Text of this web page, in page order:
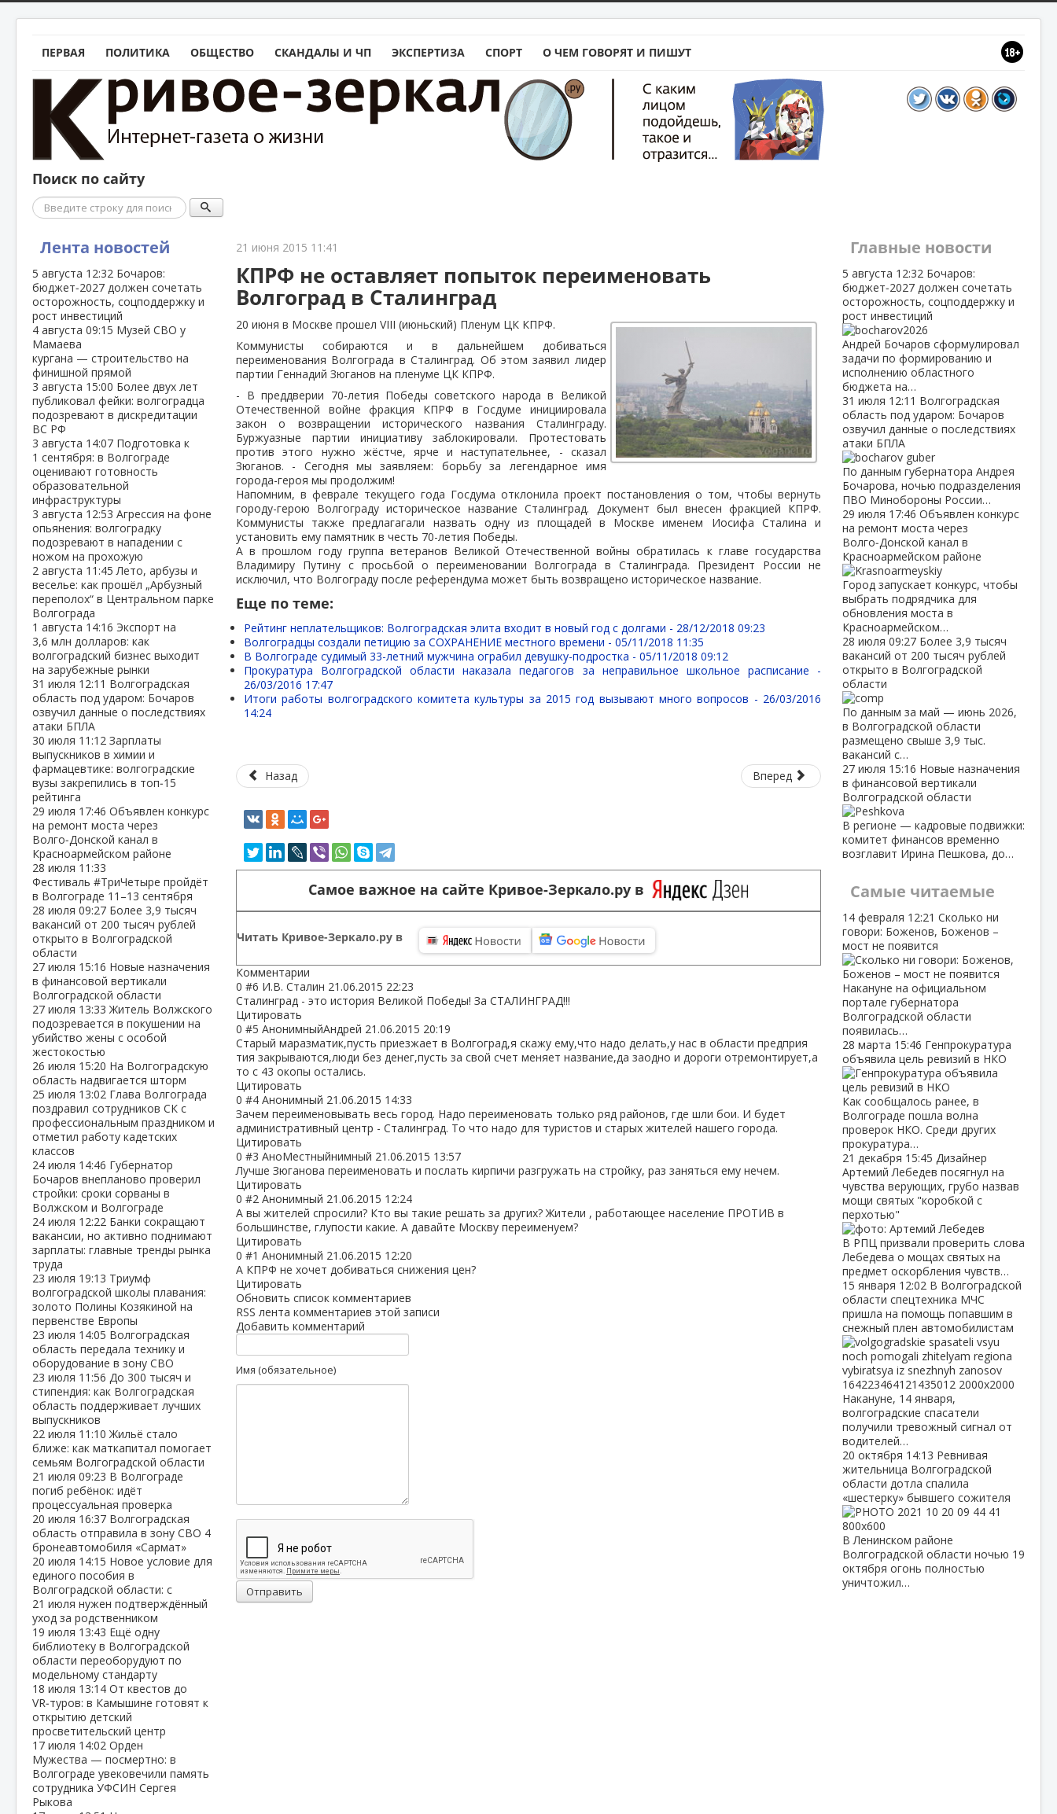
ПЕРВАЯ ПОЛИТИКА ОБЩЕСТВО СКАНДАЛЫ И ЧП ЭКСПЕРТИЗА СПОРТ О ЧЕМ ГОВОРЯТ И ПИШУТ
Поиск по сайту
Поиск
Лента новостей
5 августа 12:32 Бочаров:
бюджет‑2027 должен сочетать
осторожность, соцподдержку и
рост инвестиций
4 августа 09:15 Музей СВО у
Мамаева
кургана — строительство на
финишной прямой
3 августа 15:00 Более двух лет
публиковал фейки: волгоградца
подозревают в дискредитации
ВС РФ
3 августа 14:07 Подготовка к
1 сентября: в Волгограде
оценивают готовность
образовательной
инфраструктуры
3 августа 12:53 Агрессия на фоне
опьянения: волгоградку
подозревают в нападении с
ножом на прохожую
2 августа 11:45Лето, арбузы и
веселье: как прошёл „Арбузный
переполох“ в Центральном парке
Волгограда
1 августа 14:16 Экспорт на
3,6 млн долларов: как
волгоградский бизнес выходит
на зарубежные рынки
31 июля 12:11 Волгоградская
область под ударом: Бочаров
озвучил данные о последствиях
атаки БПЛА
30 июля 11:12 Зарплаты
выпускников в химии и
фармацевтике: волгоградские
вузы закрепились в топ‑15
рейтинга
29 июля 17:46 Объявлен конкурс
на ремонт моста через
Волго‑Донской канал в
Красноармейском районе
28 июля 11:33
Фестиваль #ТриЧетыре пройдёт
в Волгограде 11–13 сентября
28 июля 09:27 Более 3,9 тысяч
вакансий от 200 тысяч рублей
открыто в Волгоградской
области
27 июля 15:16 Новые назначения
в финансовой вертикали
Волгоградской области
27 июля 13:33Житель Волжского
подозревается в покушении на
убийство жены с особой
жестокостью
26 июля 15:20 На Волгоградскую
область надвигается шторм
25 июля 13:02 Глава Волгограда
поздравил сотрудников СК с
профессиональным праздником и
отметил работу кадетских
классов
24 июля 14:46 Губернатор
Бочаров внепланово проверил
стройки: сроки сорваны в
Волжском и Волгограде
24 июля 12:22 Банки сокращают
вакансии, но активно поднимают
зарплаты: главные тренды рынка
труда
23 июля 19:13 Триумф
волгоградской школы плавания:
золото Полины Козякиной на
первенстве Европы
23 июля 14:05 Волгоградская
область передала технику и
оборудование в зону СВО
23 июля 11:56 До 300 тысяч и
стипендия: как Волгоградская
область поддерживает лучших
выпускников
22 июля 11:10Жильё стало
ближе: как маткапитал помогает
семьям Волгоградской области
21 июля 09:23 В Волгограде
погиб ребёнок: идёт
процессуальная проверка
20 июля 16:37 Волгоградская
область отправила в зону СВО 4
бронеавтомобиля «Сармат»
20 июля 14:15 Новое условие для
единого пособия в
Волгоградской области: с
21 июля нужен подтверждённый
уход за родственником
19 июля 13:43 Ещё одну
библиотеку в Волгоградской
области переоборудуют по
модельному стандарту
18 июля 13:14 От квестов до
VR‑туров: в Камышине готовят к
открытию детский
просветительский центр
17 июля 14:02 Орден
Мужества — посмертно: в
Волгограде увековечили память
сотрудника УФСИН Сергея
Рыкова
21 июня 2015 11:41
КПРФ не оставляет попыток переименовать
Волгоград в Сталинград
20 июня в Москве прошел VIII (июньский) Пленум ЦК КПРФ.
Коммунисты собираются и в дальнейшем добиваться
переименования Волгограда в Сталинград. Об этом заявил лидер
партии Геннадий Зюганов на пленуме ЦК КПРФ.
- В преддверии 70-летия Победы советского народа в Великой
Отечественной войне фракция КПРФ в Госдуме инициировала
закон о возвращении исторического названия Сталинграду.
Буржуазные партии инициативу заблокировали. Протестовать
против этого нужно жёстче, ярче и наступательнее, - сказал
Зюганов. - Сегодня мы заявляем: борьбу за легендарное имя
города-героя мы продолжим!
Напомним, в феврале текущего года Госдума отклонила проект постановления о том, чтобы вернуть
городу-герою Волгограду историческое название Сталинград. Документ был внесен фракцией КПРФ.
Коммунисты также предлагагали назвать одну из площадей в Москве именем Иосифа Сталина и
установить ему памятник в честь 70-летия Победы.
А в прошлом году группа ветеранов Великой Отечественной войны обратилась к главе государства
Владимиру Путину с просьбой о переименовании Волгограда в Сталинграда. Президент России не
исключил, что Волгограду после референдума может быть возвращено историческое название.
Еще по теме:
Рейтинг неплательщиков: Волгоградская элита входит в новый год с долгами - 28/12/2018 09:23
Волгоградцы создали петицию за СОХРАНЕНИЕ местного времени -05/11/2018 11:35
В Волгограде судимый 33-летний мужчина ограбил девушку-подростка -05/11/2018 09:12
Прокуратура Волгоградской области наказала педагогов за неправильное школьное расписание -
26/03/2016 17:47
Итоги работы волгоградского комитета культуры за 2015 год вызывают много вопросов - 26/03/2016
14:24
Назад Вперед
Самое важное на сайте Кривое-Зеркало.ру в
Читать Кривое-Зеркало.ру в
Комментарии
0 #6 И.В. Сталин 21.06.2015 22:23
Сталинград - это история Великой Победы! За СТАЛИНГРАД!!!
Цитировать
0 #5 АнонимныйАндрей 21.06.2015 20:19
Старый маразматик,пусть приезжает в Волгоград,я скажу ему,что надо делать,у нас в области предприя
тия закрываются,люди без денег,пусть за свой счет меняет название,да заодно и дороги отремонтирует,а
то с 43 окопы остались.
Цитировать
0 #4 Анонимный 21.06.2015 14:33
Зачем переименовывать весь город. Надо переименовать только ряд районов, где шли бои. И будет
административный центр - Сталинград. То что надо для туристов и старых жителей нашего города.
Цитировать
0 #3 АноМестныйнимный 21.06.2015 13:57
Лучше Зюганова переименовать и послать кирпичи разгружать на стройку, раз заняться ему нечем.
Цитировать
0 #2 Анонимный 21.06.2015 12:24
А вы жителей спросили? Кто вы такие решать за других? Жители , работающее население ПРОТИВ в
большинстве, глупости какие. А давайте Москву переименуем?
Цитировать
0 #1 Анонимный 21.06.2015 12:20
А КПРФ не хочет добиваться снижения цен?
Цитировать
Обновить список комментариев
RSS лента комментариев этой записи
Добавить комментарий
Имя (обязательное)
Отправить
Главные новости
5 августа 12:32 Бочаров:
бюджет‑2027 должен сочетать
осторожность, соцподдержку и
рост инвестиций
Андрей Бочаров сформулировал
задачи по формированию и
исполнению областного
бюджета на…
31 июля 12:11 Волгоградская
область под ударом: Бочаров
озвучил данные о последствиях
атаки БПЛА
По данным губернатора Андрея
Бочарова, ночью подразделения
ПВО Минобороны России…
29 июля 17:46 Объявлен конкурс
на ремонт моста через
Волго‑Донской канал в
Красноармейском районе
Город запускает конкурс, чтобы
выбрать подрядчика для
обновления моста в
Красноармейском…
28 июля 09:27 Более 3,9 тысяч
вакансий от 200 тысяч рублей
открыто в Волгоградской
области
По данным за май — июнь 2026,
в Волгоградской области
размещено свыше 3,9 тыс.
вакансий с…
27 июля 15:16 Новые назначения
в финансовой вертикали
Волгоградской области
В регионе — кадровые подвижки:
комитет финансов временно
возглавит Ирина Пешкова, до…
Самые читаемые
14 февраля 12:21 Сколько ни
говори: Боженов, Боженов –
мост не появится
Накануне на официальном
портале губернатора
Волгоградской области
появилась…
28 марта 15:46 Генпрокуратура
объявила цель ревизий в НКО
Как сообщалось ранее, в
Волгограде пошла волна
проверок НКО. Среди других
прокуратура…
21 декабря 15:45 Дизайнер
Артемий Лебедев посягнул на
чувства верующих, грубо назвав
мощи святых "коробкой с
перхотью"
В РПЦ призвали проверить слова
Лебедева о мощах святых на
предмет оскорбления чувств…
15 января 12:02 В Волгоградской
области спецтехника МЧС
пришла на помощь попавшим в
снежный плен автомобилистам
Накануне, 14 января,
волгоградские спасатели
получили тревожный сигнал от
водителей…
20 октября 14:13 Ревнивая
жительница Волгоградской
области дотла спалила
«шестерку» бывшего сожителя
В Ленинском районе
Волгоградской области ночью 19
октября огонь полностью
уничтожил…